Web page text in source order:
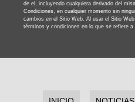
de el, incluyendo cualquiera derivado del
Condiciones, en cualquier momento sin
cambios en el Sitio Web. Al usar el Sitio
términos y condiciones en lo que se refiere a